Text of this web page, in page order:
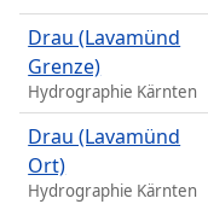
Drau (Lavamünd
Grenze)
Hydrographie Kärnten
Drau (Lavamünd
Ort)
Hydrographie Kärnten